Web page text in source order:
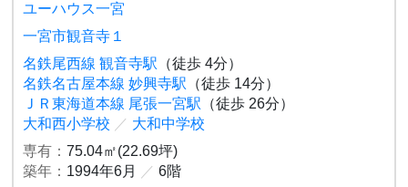
ユーハウス一宮
一宮市観音寺１
名鉄尾西線 観音寺駅 （徒歩 4分）
名鉄名古屋本線 妙興寺駅 （徒歩 14分）
ＪＲ東海道本線 尾張一宮駅 （徒歩 26分）
大和西小学校 ／ 大和中学校
専有：75.04㎡(22.69坪)
築年： 1994年6月 ／ 6階